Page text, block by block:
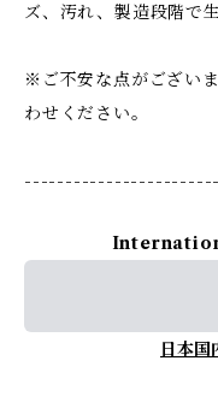
ズ、汚れ、製造段階で
※ご不安な点がござい
わせください。
日本国